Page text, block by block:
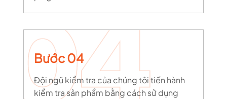
Bước 04
Đội ngũ kiểm tra của chúng tôi tiến hành
kiểm tra sản phẩm bằng cách sử dụng